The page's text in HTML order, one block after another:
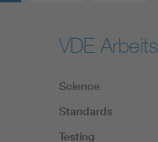
VDE
Science
Standards
Testing